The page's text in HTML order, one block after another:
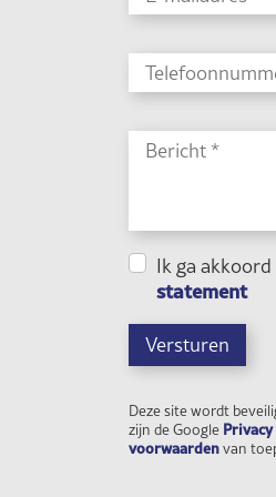
Ik ga
statement
Versturen
Deze site wordt
zijn de Google
voorwaardenvan